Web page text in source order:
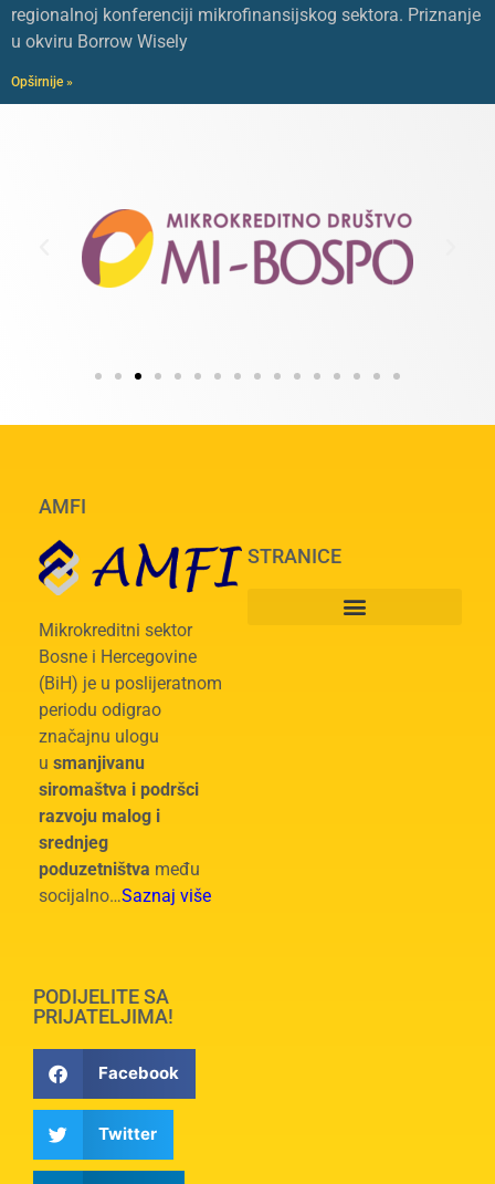
regionalnoj konferenciji mikrofinansijskog sektora. Priznanje
u okviru Borrow Wisely
Opširnije »
AMFI
Mikrokreditni sektor
Bosne i Hercegovine
(BiH) je u poslijeratnom
periodu odigrao
značajnu ulogu
u smanjivanu
siromaštva i podršci
razvoju malog i
srednjeg
poduzetništva među
socijalno…Saznaj više
STRANICE
PODIJELITE SA
PRIJATELJIMA!
Facebook
Twitter